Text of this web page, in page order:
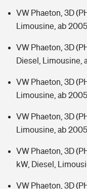
VW Phaeton, 3D
Limousine, ab 2005
VW Phaeton, 3D
Diesel, Limousine,
VW Phaeton, 3D
Limousine, ab 2005
VW Phaeton, 3D
Limousine, ab 2005
VW Phaeton, 3D
kW, Diesel,
VW Phaeton, 3D